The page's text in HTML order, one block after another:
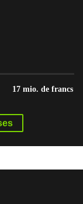
17 mio. de francs